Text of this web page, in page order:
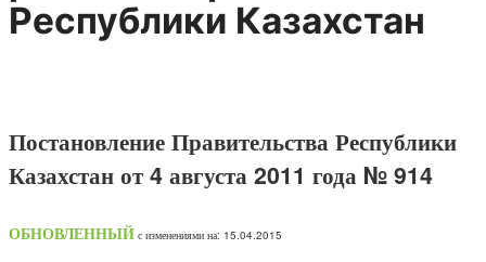
Республики Казахстан
Постановление Правительства Республики
Казахстан от 4 августа 2011 года № 914
ОБНОВЛЕННЫЙ с изменениями на: 15.04.2015